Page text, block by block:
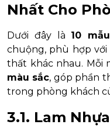
Nhất Cho
Dưới đây là 10
chuộng, phù hợp
thất khác nhau. Mỗi
màu sắc, góp phần
trong phòng khách
3.1. Lam